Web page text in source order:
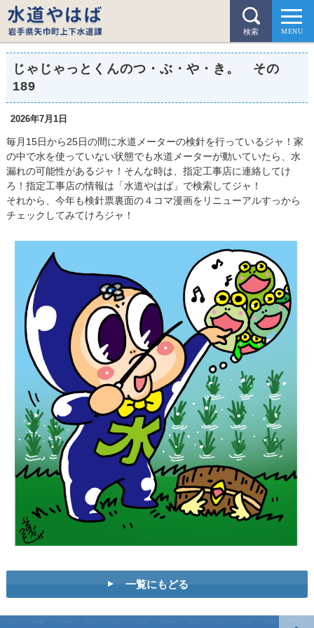
検索
じゃじゃっとくんのつ・ぶ・や・き。 その
189
2026年7月1日
毎月15日から25日の間に水道メーターの検針を行っているジャ！家
の中で水を使っていない状態でも水道メーターが動いていたら、水
漏れの可能性があるジャ！そんな時は、指定工事店に連絡してけ
ろ！指定工事店の情報は「水道やはば」で検索してジャ！
それから、今年も検針票裏面の４コマ漫画をリニューアルすっから
チェックしてみてけろジャ！
一覧にもどる